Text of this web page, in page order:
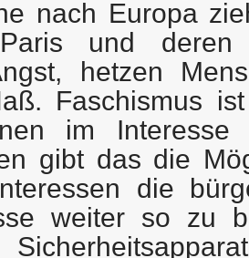
nach Europa
und deren
hetzen
Faschismus
im Interesse
gibt das die
die
weiter so zu